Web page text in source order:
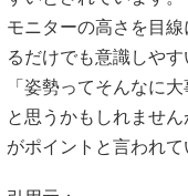
が、ストレッチは可
取り入れられることが
「どっちだけやればい
というより、ほぐす
もあると言われてい
たあとに胸や首まわり
つながりやすい場合も